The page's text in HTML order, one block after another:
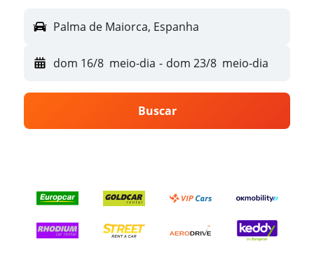
Palma de Maiorca, Espanha
dom 16/8 meio-dia - dom 23/8 meio-dia
Buscar